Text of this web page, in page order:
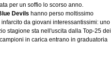
per un soffio lo scorso anno.
Devils hanno perso moltissimo
da giovani interessantissimi: uno
stagione sta nell'uscita dalla Top-25 dei
in carica entrano in graduatoria